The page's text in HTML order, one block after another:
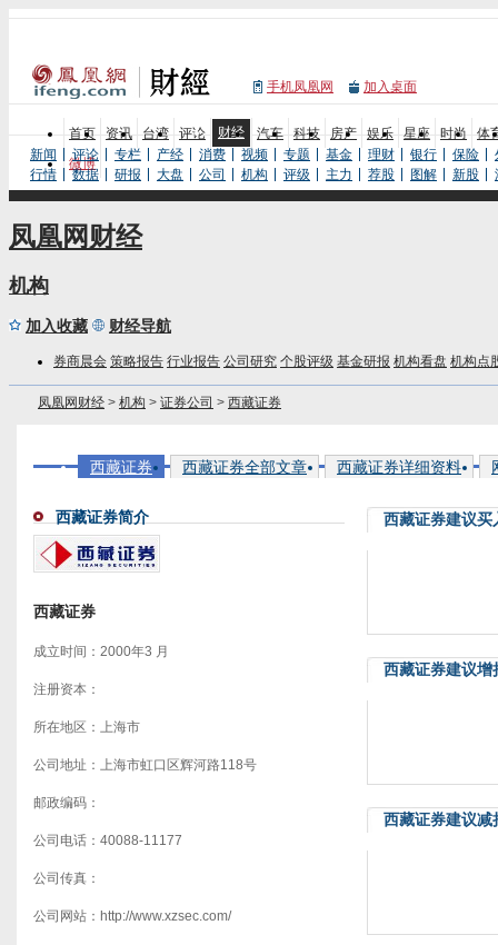
手机凤凰网 加入桌面
首页 资讯 台湾 评论 财经 汽车 科技 房产 娱乐 星座 时尚
体
微博
新闻 评论 专栏 产经 消费 视频 专题 基金 理财 银行 保险
行情
数据 研报 大盘 公司 机构 评级 主力 荐股 图解 新股
凤凰网财经
机构
加入收藏 财经导航
券商晨会 策略报告 行业报告 公司研究 个股评级 基金研报 机构看盘 机构点
凤凰网财经 > 机构 > 证券公司 > 西藏证券
西藏证券 西藏证券全部文章 西藏证券详细资料
西藏证券简介
西藏证券
成立时间：2000年3 月
注册资本：
所在地区：上海市
公司地址：上海市虹口区辉河路118号
邮政编码：
公司电话：40088-11177
公司传真：
公司网站：http://www.xzsec.com/
西藏证券建议买
西藏证券建议增
西藏证券建议减